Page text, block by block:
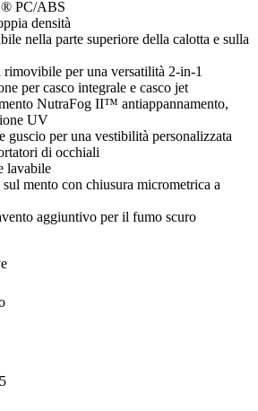
PC/ABS
densità
nella parte superiore della calotta e sulla
per una versatilità 2-in-1
per casco integrale e casco jet
NutraFog II™ antiappannamento,
UV
guscio per una vestibilità personalizzata
di occhiali
lavabile
mento con chiusura micrometrica a
aggiuntivo per il fumo scuro